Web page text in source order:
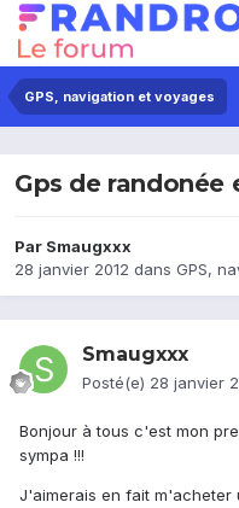
GPS, navigation et voyages
Gps de randonée
Par Smaugxxx
28 janvier 2012 dans GPS,
Smaugxxx
Posté(e) 28 janvier
Bonjour à tous c'est mon
sympa !!!
J'aimerais en fait m'acheter